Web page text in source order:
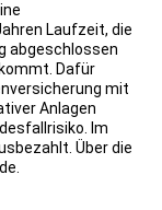
Laufzeit, die
abgeschlossen
Dafür
mit
Anlagen
Im
Über die